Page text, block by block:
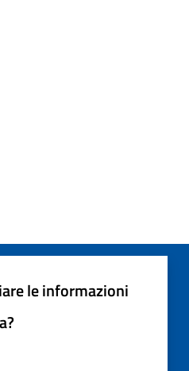
le informazioni